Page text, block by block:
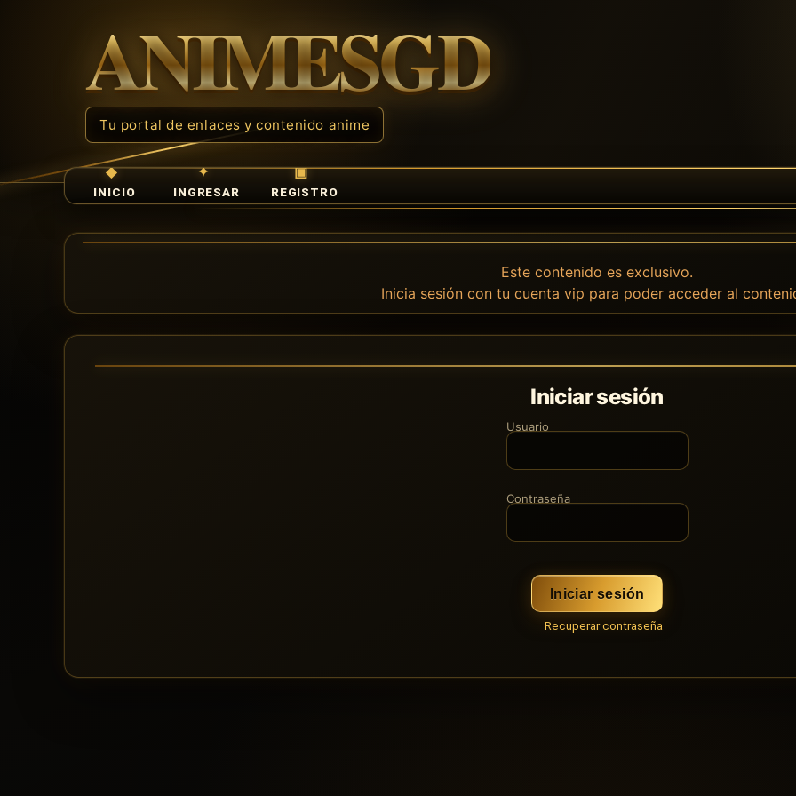
INICIO INGRESAR REGISTRO
Este contenido es exclusivo.
Inicia sesión con tu cuenta vip para poder acceder al
Iniciar sesión
Usuario
Contraseña
Iniciar sesión
Recuperar contraseña